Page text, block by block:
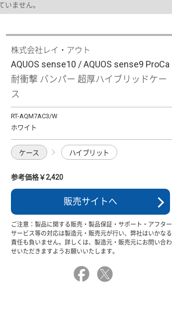
ません。
株式会社レイ・アウト
AQUOS sense10 / AQUOS sense9 ProCa
耐衝撃 バンパー 超厚ハイブリッドケー
ス
RT-AQM7AC3/W
ホワイト
ケース ハイブリット
参考価格￥2,420
販売サイトへ
ご注意：製品に関する販売・製品保証・サポート・アフター
サービス等の対応は製造元・販売元が行い、弊社はいかなる
責任も負いません。詳しくは、製造元・販売元にお問い合わ
せいただきますようお願いいたします。